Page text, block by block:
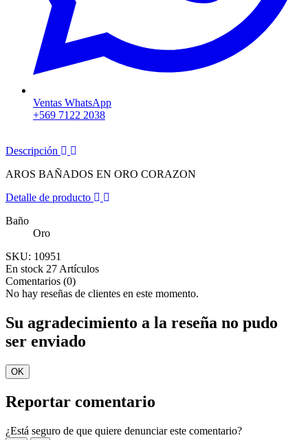
Ventas WhatsApp
+569 7122 2038
Descripción
AROS BAÑADOS EN ORO CORAZON
Detalle de producto
Baño
Oro
SKU: 10951
En stock 27 Artículos
Comentarios (0)
No hay reseñas de clientes en este momento.
Su agradecimiento a la reseña no pudo
ser enviado
OK
Reportar comentario
¿Está seguro de que quiere denunciar este comentario?